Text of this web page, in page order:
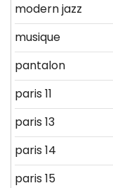
modern jazz
musique
pantalon
paris 11
paris 13
paris 14
paris 15